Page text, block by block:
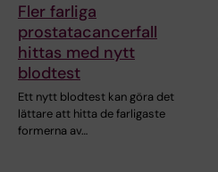
Fler farliga
prostatacancerfall
hittas med nytt
blodtest
Ett nytt blodtest kan göra det
lättare att hitta de farligaste
formerna av…